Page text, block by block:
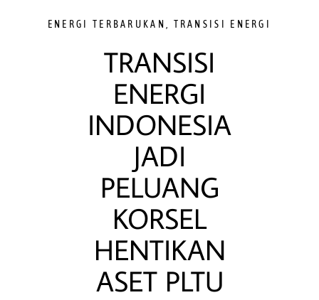
ENERGI TERBARUKAN TRANSISI ENERGI
TRANSISI
ENERGI
INDONESIA
JADI
PELUANG
KORSEL
HENTIKAN
ASET PLTU